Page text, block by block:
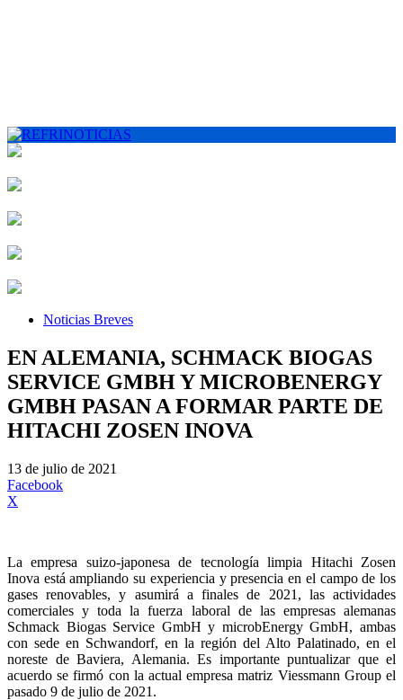
Noticias Breves
EN ALEMANIA, SCHMACK BIOGAS
SERVICE GMBH Y MICROBENERGY
GMBH PASAN A FORMAR PARTE DE
HITACHI ZOSEN INOVA
13 de julio de 2021
Facebook
X
La empresa suizo-japonesa de tecnología limpia Hitachi Zosen
Inova está ampliando su experiencia y presencia en el campo de los
gases renovables, y asumirá a finales de 2021, las actividades
comerciales y toda la fuerza laboral de las empresas alemanas
Schmack Biogas Service GmbH y microbEnergy GmbH, ambas
con sede en Schwandorf, en la región del Alto Palatinado, en el
noreste de Baviera, Alemania. Es importante puntualizar que el
acuerdo se firmó con la actual empresa matriz Viessmann Group el
pasado 9 de julio de 2021.